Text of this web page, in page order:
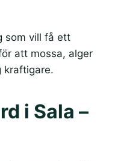
som vill få ett
att mossa, alger
kraftigare.
i Sala –